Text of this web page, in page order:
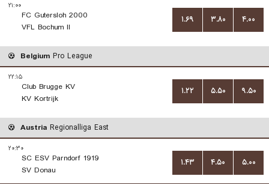
۲۱:۰۰
FC Gutersloh 2000
VFL Bochum II
۱.۶۹ ۳.۸۰ ۴.۰۰
Belgium Pro League
۲۲:۱۵
Club Brugge KV
KV Kortrijk
۱.۲۲ ۵.۵۰ ۹.۵۰
Austria Regionalliga East
۲۰:۳۰
SC ESV Parndorf 1919
SV Donau
۱.۴۳ ۴.۵۰ ۵.۰۰